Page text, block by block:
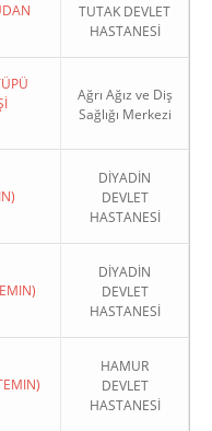
TUTAK DEVLET
HASTANESİ
Ağrı Ağız ve Diş
Sağlığı Merkezi
DİYADİN
DEVLET
HASTANESİ
DİYADİN
DEVLET
HASTANESİ
HAMUR
DEVLET
HASTANESİ